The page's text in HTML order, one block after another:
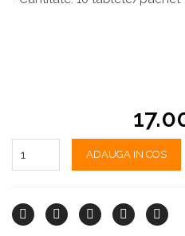
ADAUGA IN COS